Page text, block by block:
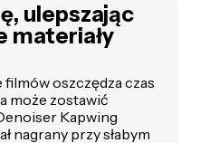
ulepszając
materiały
oszczędza czas
może zostawić
Kapwing
nagrany przy słabym